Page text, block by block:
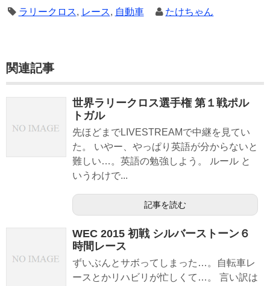
ラリークロス, レース, 自動車 たけちゃん
関連記事
世界ラリークロス選手権 第１戦ポル
トガル
先ほどまでLIVESTREAMで中継を見てい
た。 いやー、やっぱり英語が分からないと
難しい…。英語の勉強しよう。 ルール と
いうわけで...
記事を読む
WEC 2015 初戦 シルバーストーン６
時間レース
ずいぶんとサボってしまった…。自転車レ
ースとかリハビリが忙しくて…。 言い訳は